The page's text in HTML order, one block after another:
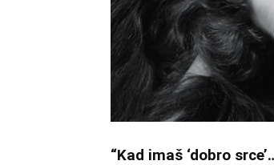
“Kad imaš ‘dobro